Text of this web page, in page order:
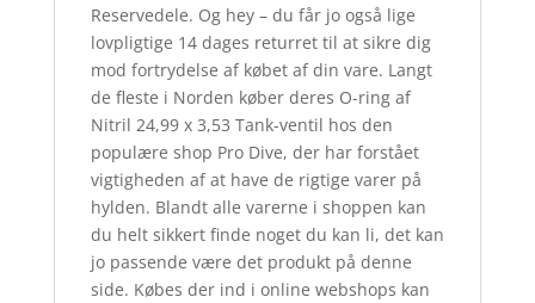
Reservedele. Og hey – du får jo også lige
lovpligtige 14 dages returret til at sikre dig
mod fortrydelse af købet af din vare. Langt
de fleste i Norden køber deres O-ring af
Nitril 24,99 x 3,53 Tank-ventil hos den
populære shop Pro Dive, der har forstået
vigtigheden af at have de rigtige varer på
hylden. Blandt alle varerne i shoppen kan
du helt sikkert finde noget du kan li, det kan
jo passende være det produkt på denne
side. Købes der ind i online webshops kan